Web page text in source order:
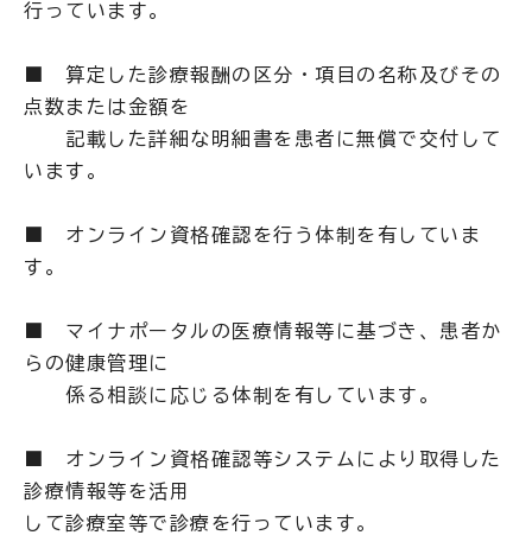
行っています。
■ 算定した診療報酬の区分・項目の名称及びその
点数または金額を
記載した詳細な明細書を患者に無償で交付して
います。
■ オンライン資格確認を行う体制を有していま
す。
■ マイナポータルの医療情報等に基づき、患者か
らの健康管理に
係る相談に応じる体制を有しています。
■ オンライン資格確認等システムにより取得した
診療情報等を活用
して診療室等で診療を行っています。